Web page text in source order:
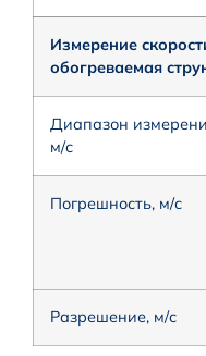
Измерение
обогреваемая
Диапазон
м/с
Погрешность, м/с
Разрешение, м/с